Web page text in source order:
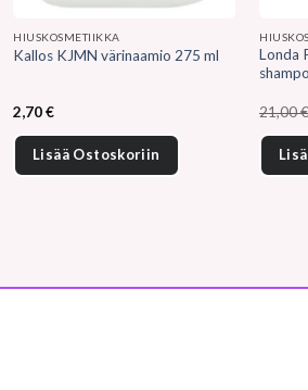
HIUSKOSMETIIKKA
Kallos KJMN värinaamio 275 ml
2,70€
Lisää Ostoskoriin
Londa
21,00€